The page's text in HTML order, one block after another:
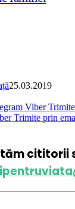
25.03.2019
Viber
Trimite prin
cititorii